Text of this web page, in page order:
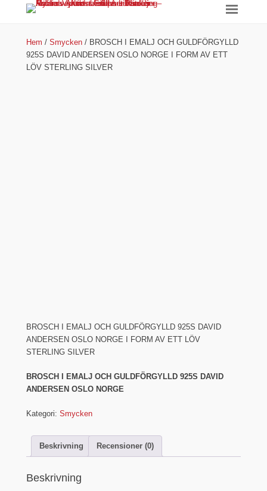
Hem / Smycken / BROSCH I EMALJ OCH GULDFÖRGYLLD
925S DAVID ANDERSEN OSLO NORGE I FORM AV ETT
LÖV STERLING SILVER
BROSCH I EMALJ OCH GULDFÖRGYLLD 925S DAVID
ANDERSEN OSLO NORGE I FORM AV ETT LÖV
STERLING SILVER
BROSCH I EMALJ OCH GULDFÖRGYLLD 925S DAVID
ANDERSEN OSLO NORGE
Kategori: Smycken
Beskrivning Recensioner (0)
Beskrivning